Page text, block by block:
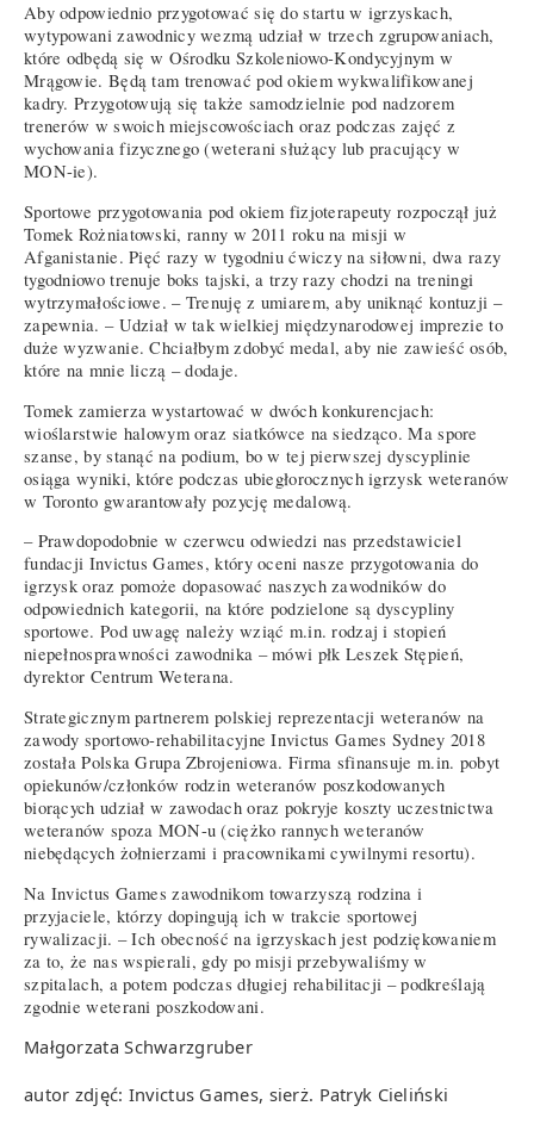
Aby odpowiednio przygotować się do startu w igrzyskach,
wytypowani zawodnicy wezmą udział w trzech zgrupowaniach,
które odbędą się w Ośrodku Szkoleniowo-Kondycyjnym w
Mrągowie. Będą tam trenować pod okiem wykwalifikowanej
kadry. Przygotowują się także samodzielnie pod nadzorem
trenerów w swoich miejscowościach oraz podczas zajęć z
wychowania fizycznego (weterani służący lub pracujący w
MON-ie).
Sportowe przygotowania pod okiem fizjoterapeuty rozpoczął już
Tomek Rożniatowski, ranny w 2011 roku na misji w
Afganistanie. Pięć razy w tygodniu ćwiczy na siłowni, dwa razy
tygodniowo trenuje boks tajski, a trzy razy chodzi na treningi
wytrzymałościowe. – Trenuję z umiarem, aby uniknąć kontuzji –
zapewnia. – Udział w tak wielkiej międzynarodowej imprezie to
duże wyzwanie. Chciałbym zdobyć medal, aby nie zawieść osób,
które na mnie liczą – dodaje.
Tomek zamierza wystartować w dwóch konkurencjach:
wioślarstwie halowym oraz siatkówce na siedząco. Ma spore
szanse, by stanąć na podium, bo w tej pierwszej dyscyplinie
osiąga wyniki, które podczas ubiegłorocznych igrzysk weteranów
w Toronto gwarantowały pozycję medalową.
– Prawdopodobnie w czerwcu odwiedzi nas przedstawiciel
fundacji Invictus Games, który oceni nasze przygotowania do
igrzysk oraz pomoże dopasować naszych zawodników do
odpowiednich kategorii, na które podzielone są dyscypliny
sportowe. Pod uwagę należy wziąć m.in. rodzaj i stopień
niepełnosprawności zawodnika – mówi płk Leszek Stępień,
dyrektor Centrum Weterana.
Strategicznym partnerem polskiej reprezentacji weteranów na
zawody sportowo-rehabilitacyjne Invictus Games Sydney 2018
została Polska Grupa Zbrojeniowa. Firma sfinansuje m.in. pobyt
opiekunów/członków rodzin weteranów poszkodowanych
biorących udział w zawodach oraz pokryje koszty uczestnictwa
weteranów spoza MON-u (ciężko rannych weteranów
niebędących żołnierzami i pracownikami cywilnymi resortu).
Na Invictus Games zawodnikom towarzyszą rodzina i
przyjaciele, którzy dopingują ich w trakcie sportowej
rywalizacji. – Ich obecność na igrzyskach jest podziękowaniem
za to, że nas wspierali, gdy po misji przebywaliśmy w
szpitalach, a potem podczas długiej rehabilitacji – podkreślają
zgodnie weterani poszkodowani.
Małgorzata Schwarzgruber
autor zdjęć: Invictus Games, sierż. Patryk Cieliński